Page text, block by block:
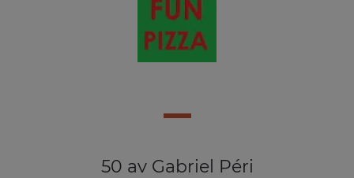
50 av Gabriel Péri